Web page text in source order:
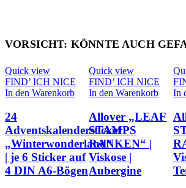
VORSICHT: KÖNNTE AUCH
Quick view
FIND’ ICH NICE
In den Warenkorb
24
Adventskalendersticker
„Winterwonderland“
| je 6 Sticker auf
4 DIN A6-Bögen
Quick view
FIND’ ICH NICE
In den Warenkorb
Allover „LEAF
STAMPS
RANKEN“ |
Viskose |
Aubergine
In